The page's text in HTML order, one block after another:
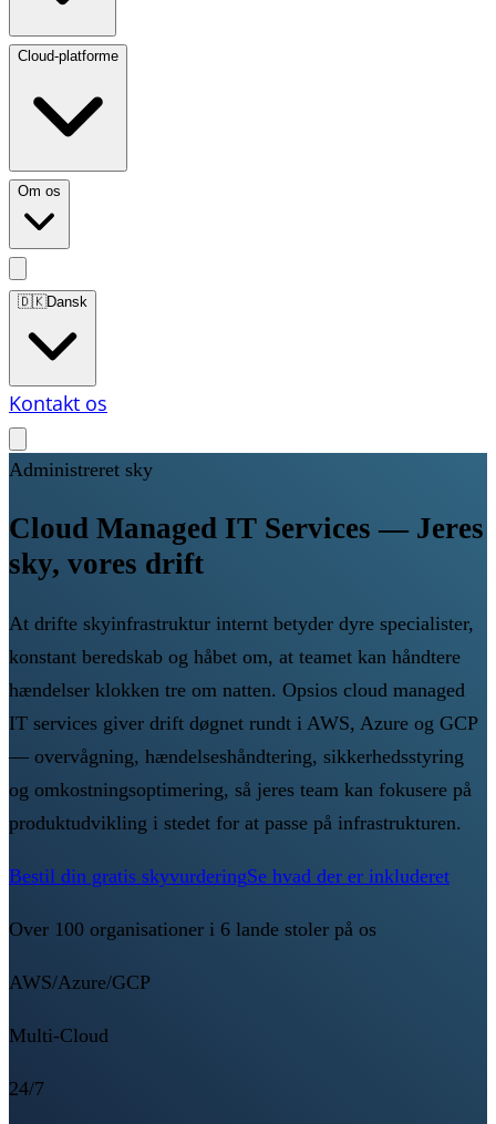
Cloud-platforme
Om os
🇩🇰Dansk
Kontakt os
Administreret sky
Cloud Managed IT Services — Jeres
sky, vores drift
At drifte skyinfrastruktur internt betyder dyre specialister,
konstant beredskab og håbet om, at teamet kan håndtere
hændelser klokken tre om natten. Opsios cloud managed
IT services giver drift døgnet rundt i AWS, Azure og GCP
— overvågning, hændelseshåndtering, sikkerhedsstyring
og omkostningsoptimering, så jeres team kan fokusere på
produktudvikling i stedet for at passe på infrastrukturen.
Bestil din gratis skyvurderingSe hvad der er inkluderet
Over 100 organisationer i 6 lande stoler på os
AWS/Azure/GCP
Multi-Cloud
24/7